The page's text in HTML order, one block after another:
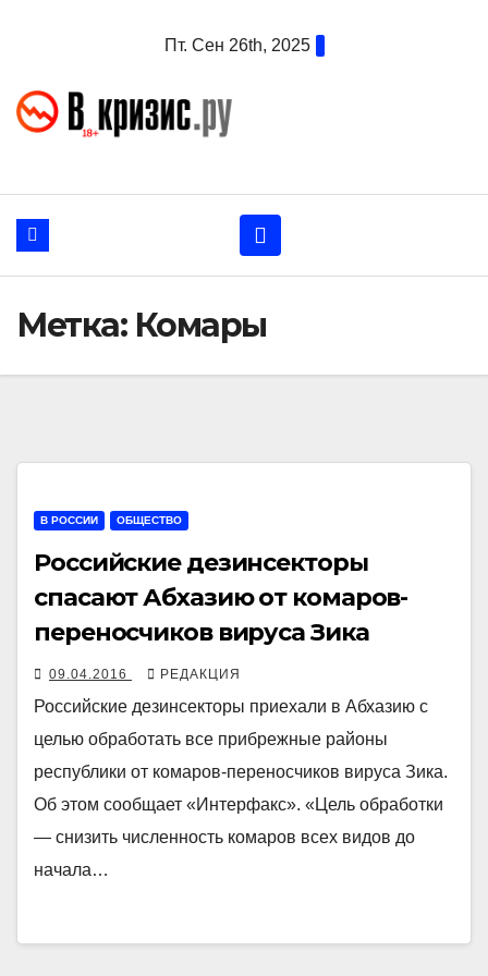
Пт. Сен 26th, 2025
Метка: Комары
В РОССИИ ОБЩЕСТВО
Российские дезинсекторы
спасают Абхазию от комаров-
переносчиков вируса Зика
09.04.2016 РЕДАКЦИЯ
Российские дезинсекторы приехали в Абхазию с
целью обработать все прибрежные районы
республики от комаров-переносчиков вируса Зика.
Об этом сообщает «Интерфакс». «Цель обработки
— снизить численность комаров всех видов до
начала…